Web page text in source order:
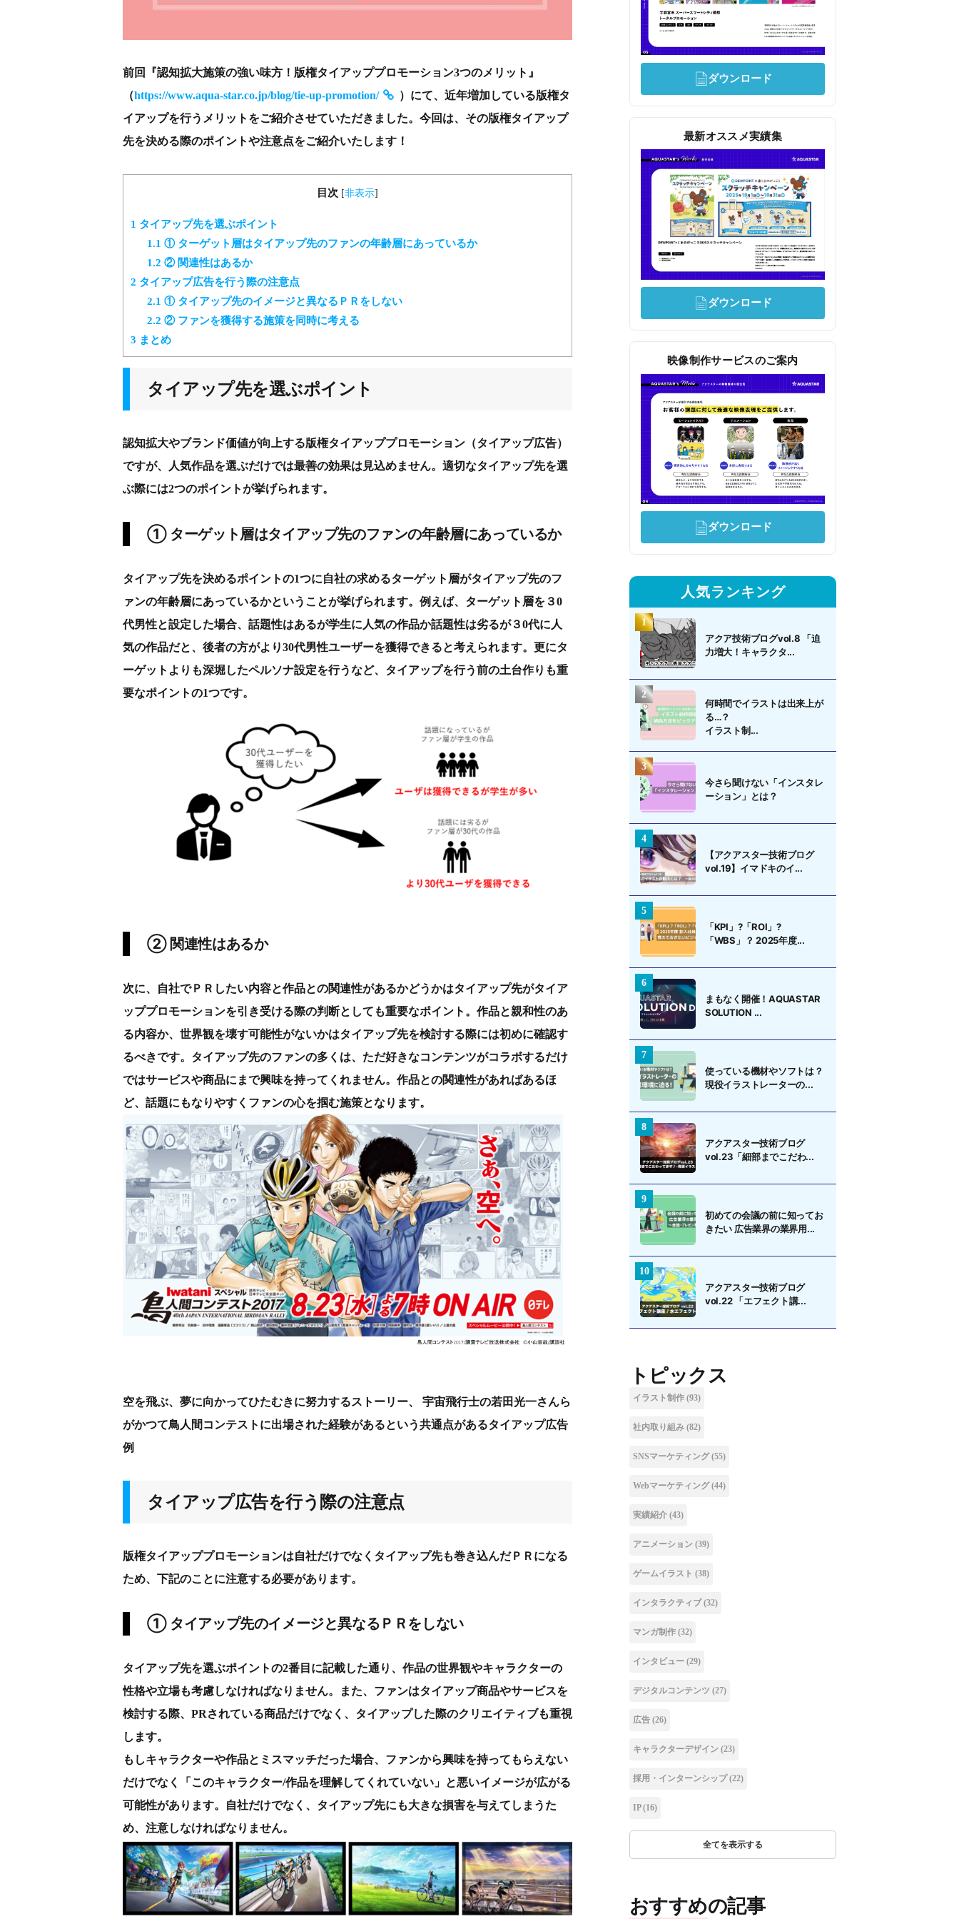
前回『認知拡大施策の強い味方！版権タイアッププロモーション3つのメリット』
（https://www.aqua-star.co.jp/blog/tie-up-promotion/
）にて、近年増加している版権タ
イアップを行うメリットをご紹介させていただきました。今回は、その版権タイアップ
先を決める際のポイントや注意点をご紹介いたします！
目次 [非表示]
1 タイアップ先を選ぶポイント
1.1 ① ターゲット層はタイアップ先のファンの年齢層にあっているか
1.2 ② 関連性はあるか
2 タイアップ広告を行う際の注意点
2.1 ① タイアップ先のイメージと異なるＰＲをしない
2.2 ② ファンを獲得する施策を同時に考える
3 まとめ
タイアップ先を選ぶポイント
認知拡大やブランド価値が向上する版権タイアッププロモーション（タイアップ広告）
ですが、人気作品を選ぶだけでは最善の効果は見込めません。適切なタイアップ先を選
ぶ際には2つのポイントが挙げられます。
① ターゲット層はタイアップ先のファンの年齢層にあっているか
タイアップ先を決めるポイントの1つに自社の求めるターゲット層がタイアップ先のフ
ァンの年齢層にあっているかということが挙げられます。例えば、ターゲット層を３0
代男性と設定した場合、話題性はあるが学生に人気の作品か話題性は劣るが３0代に人
気の作品だと、後者の方がより30代男性ユーザーを獲得できると考えられます。更にタ
ーゲットよりも深堀したペルソナ設定を行うなど、タイアップを行う前の土台作りも重
要なポイントの1つです。
② 関連性はあるか
次に、自社でＰＲしたい内容と作品との関連性があるかどうかはタイアップ先がタイア
ッププロモーションを引き受ける際の判断としても重要なポイント。作品と親和性のあ
る内容か、世界観を壊す可能性がないかはタイアップ先を検討する際には初めに確認す
るべきです。タイアップ先のファンの多くは、ただ好きなコンテンツがコラボするだけ
ではサービスや商品にまで興味を持ってくれません。作品との関連性があればあるほ
ど、話題にもなりやすくファンの心を掴む施策となります。
空を飛ぶ、夢に向かってひたむきに努力するストーリー、 宇宙飛行士の若田光一さんら
がかつて鳥人間コンテストに出場された経験があるという共通点があるタイアップ広告
例
タイアップ広告を行う際の注意点
版権タイアッププロモーションは自社だけでなくタイアップ先も巻き込んだＰＲになる
ため、下記のことに注意する必要があります。
① タイアップ先のイメージと異なるＰＲをしない
タイアップ先を選ぶポイントの2番目に記載した通り、作品の世界観やキャラクターの
性格や立場も考慮しなければなりません。また、ファンはタイアップ商品やサービスを
検討する際、PRされている商品だけでなく、タイアップした際のクリエイティブも重視
します。
もしキャラクターや作品とミスマッチだった場合、ファンから興味を持ってもらえない
だけでなく「このキャラクター/作品を理解してくれていない」と悪いイメージが広がる
可能性があります。自社だけでなく、タイアップ先にも大きな損害を与えてしまうた
め、注意しなければなりません。
ダウンロード
最新オススメ実績集
ダウンロード
映像制作サービスのご案内
ダウンロード
人気ランキング
アクア技術ブログvol.8 「迫
力増大！キャラクタ...
何時間でイラストは出来上が
る…？
イラスト制...
今さら聞けない「インスタレ
ーション」とは？
【アクアスター技術ブログ
vol.19】イマドキのイ...
「KPI」?「ROI」?
「WBS」？ 2025年度...
まもなく開催！AQUASTAR
SOLUTION ...
使っている機材やソフトは？
現役イラストレーターの...
アクアスター技術ブログ
vol.23「細部までこだわ...
初めての会議の前に知ってお
きたい 広告業界の業界用...
アクアスター技術ブログ
vol.22 「エフェクト講...
トピックス
イラスト制作 (93)
社内取り組み (82)
SNSマーケティング(55)
Webマーケティング(44)
実績紹介 (43)
アニメーション (39)
ゲームイラスト (38)
インタラクティブ (32)
マンガ制作 (32)
インタビュー (29)
デジタルコンテンツ (27)
広告 (26)
キャラクターデザイン (23)
採用・インターンシップ(22)
IP(16)
全てを表示する
おすすめの記事